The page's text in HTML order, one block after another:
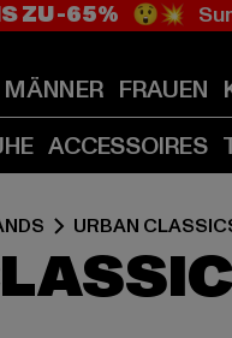
ZU -65% 😲💥
MÄNNER FRAUEN
ACCESSOIRES
URBAN